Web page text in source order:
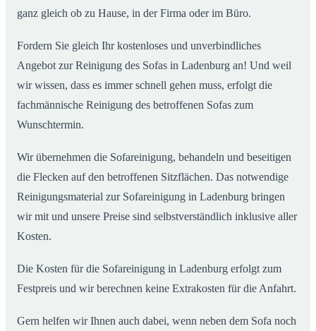
ganz gleich ob zu Hause, in der Firma oder im Büro.
Fordern Sie gleich Ihr kostenloses und unverbindliches
Angebot zur Reinigung des Sofas in Ladenburg an! Und weil
wir wissen, dass es immer schnell gehen muss, erfolgt die
fachmännische Reinigung des betroffenen Sofas zum
Wunschtermin.
Wir übernehmen die Sofareinigung, behandeln und beseitigen
die Flecken auf den betroffenen Sitzflächen. Das notwendige
Reinigungsmaterial zur Sofareinigung in Ladenburg bringen
wir mit und unsere Preise sind selbstverständlich inklusive aller
Kosten.
Die Kosten für die Sofareinigung in Ladenburg erfolgt zum
Festpreis und wir berechnen keine Extrakosten für die Anfahrt.
Gern helfen wir Ihnen auch dabei, wenn neben dem Sofa noch